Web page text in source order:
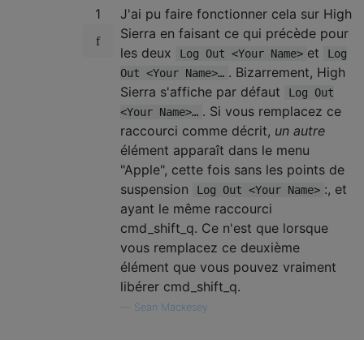
1
J'ai pu faire fonctionner cela sur High
Sierra en faisant ce qui précède pour
les deux
Log Out <Your Name> et
Log
Out <Your Name>… . Bizarrement, High
Sierra s'affiche par défaut
Log Out
<Your Name>… . Si vous remplacez ce
raccourci comme décrit, un autre
élément apparaît dans le menu
"Apple", cette fois sans les points de
suspension
Log Out <Your Name> :, et
ayant le même raccourci
cmd_shift_q. Ce n'est que lorsque
vous remplacez ce deuxième
élément que vous pouvez vraiment
libérer cmd_shift_q.
Sean Mackesey